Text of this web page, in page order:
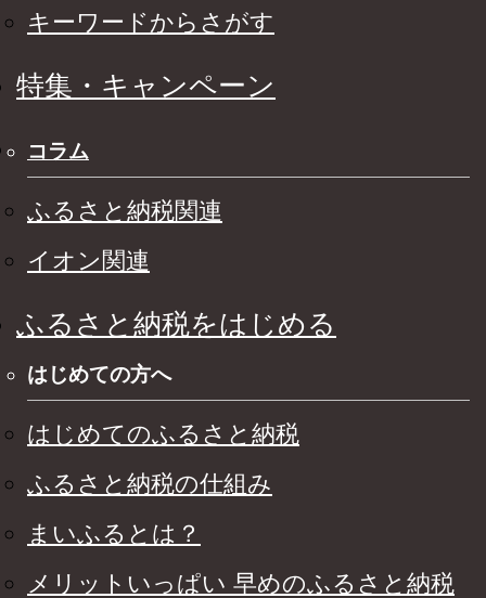
キーワードからさがす
特集・キャンペーン
コラム
ふるさと納税関連
イオン関連
ふるさと納税をはじめる
はじめての方へ
はじめてのふるさと納税
ふるさと納税の仕組み
まいふるとは？
メリットいっぱい 早めのふるさと納税